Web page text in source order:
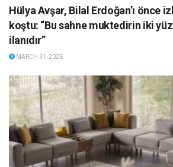
Hülya Avşar, Bilal Erdoğan’ı önce
koştu: “Bu sahne muktedirin iki
ilanıdır”
MARCH 31, 2026